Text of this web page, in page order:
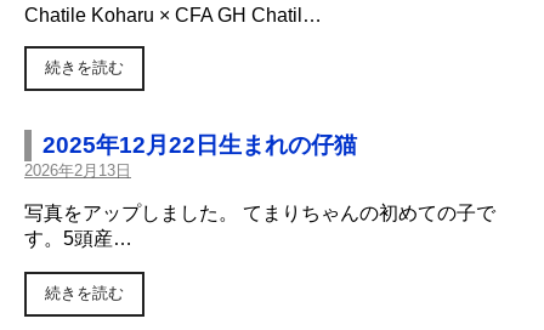
Chatile Koharu × CFA GH Chatil…
続きを読む
2025年12月22日生まれの仔猫
2026年2月13日
写真をアップしました。 てまりちゃんの初めての子で
す。5頭産…
続きを読む